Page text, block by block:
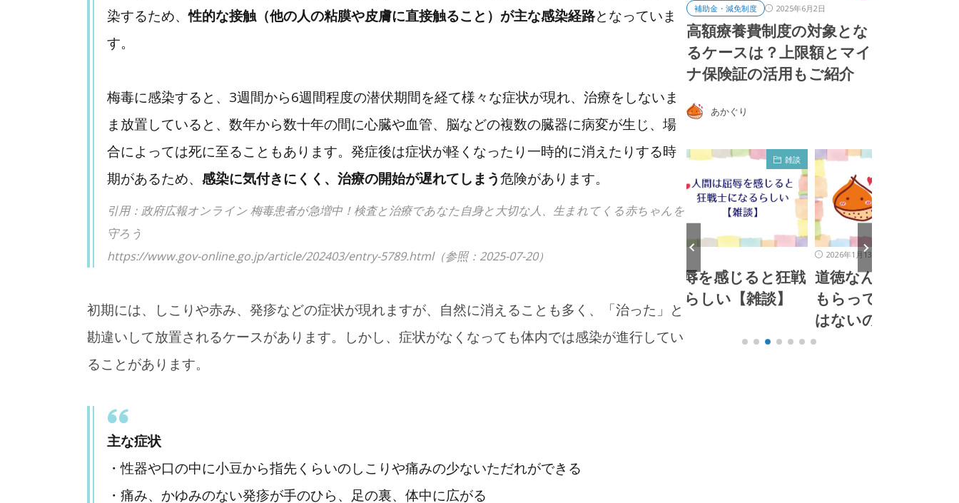
染するため、性的な接触（他の人の粘膜や皮膚に直接触ること）が主な感染経路となっていま
す。
梅毒に感染すると、3週間から6週間程度の潜伏期間を経て様々な症状が現れ、治療をしないま
ま放置していると、数年から数十年の間に心臓や血管、脳などの複数の臓器に病変が生じ、場
合によっては死に至ることもあります。発症後は症状が軽くなったり一時的に消えたりする時
期があるため、 感染に気付きにくく、治療の開始が遅れてしまう危険があります。
引用：政府広報オンライン 梅毒患者が急増中！検査と治療であなた自身と大切な人、生まれてくる赤ちゃんを
守ろう
https://www.gov-online.go.jp/article/202403/entry-5789.html（参照：2025-07-20）
初期には、しこりや赤み、発疹などの症状が現れますが、自然に消えることも多く、「治った」と
勘違いして放置されるケースがあります。しかし、症状がなくなっても体内では感染が進行してい
ることがあります。
主な症状
・性器や口の中に小豆から指先くらいのしこりや痛みの少ないただれができる
・痛み、かゆみのない発疹が手のひら、足の裏、体中に広がる
補助金・減免制度 2025年6月2日
高額療養費制度の対象とな
るケースは？上限額とマイ
ナ保険証の活用もご紹介
あかぐり
雑談
2025年12月31日
かげ【雑談】
雑談
2026年1月31日
雑談
2026年1月17日
雑談
道徳なんて、誰かに教えて
もらって身につくもので
はないのさ【雑談】